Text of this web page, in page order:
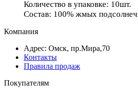
Количество в упаковке: 10шт.
Состав: 100% жмых
Компания
Адрес: Омск, пр.Мира,70
Контакты
Правила продаж
Покупателям